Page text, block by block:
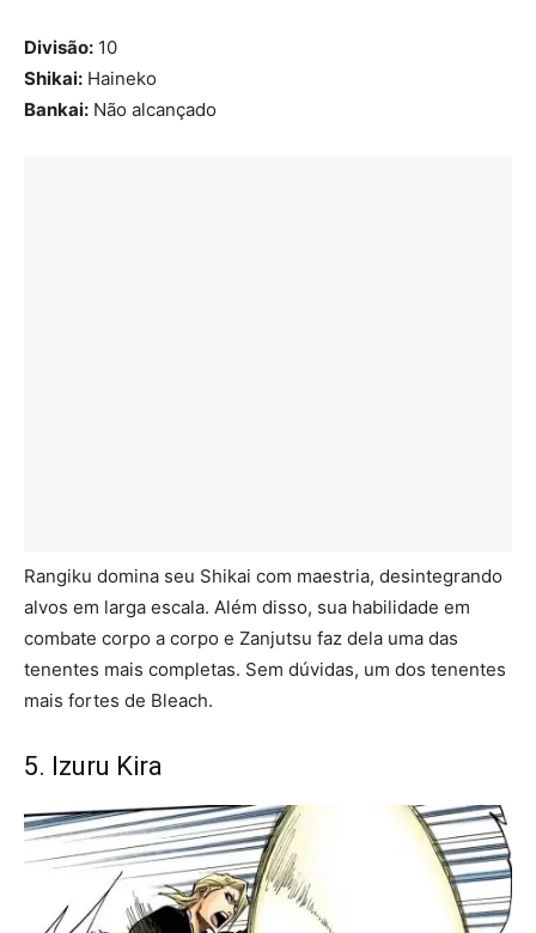
Divisão: 10
Shikai: Haineko
Bankai: Não alcançado
Rangiku domina seu Shikai com maestria, desintegrando
alvos em larga escala. Além disso, sua habilidade em
combate corpo a corpo e Zanjutsu faz dela uma das
tenentes mais completas. Sem dúvidas, um dos tenentes
mais fortes de Bleach.
5. Izuru Kira